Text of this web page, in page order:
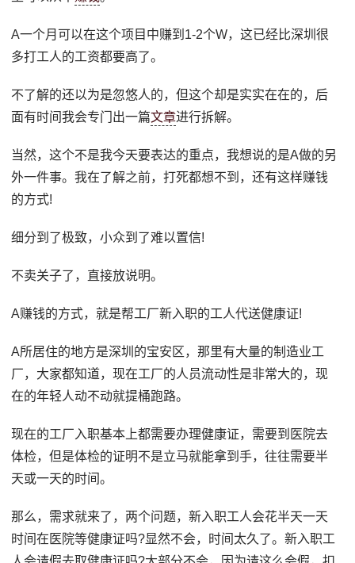
A一个月可以在这个项目中赚到1-2个W，这已经比深圳很
多打工人的工资都要高了。
不了解的还以为是忽悠人的，但这个却是实实在在的，后
面有时间我会专门出一篇文章进行拆解。
当然，这个不是我今天要表达的重点，我想说的是A做的另
外一件事。我在了解之前，打死都想不到，还有这样赚钱
的方式!
细分到了极致，小众到了难以置信!
不卖关子了，直接放说明。
A赚钱的方式，就是帮工厂新入职的工人代送健康证!
A所居住的地方是深圳的宝安区，那里有大量的制造业工
厂，大家都知道，现在工厂的人员流动性是非常大的，现
在的年轻人动不动就提桶跑路。
现在的工厂入职基本上都需要办理健康证，需要到医院去
体检，但是体检的证明不是立马就能拿到手，往往需要半
天或一天的时间。
那么，需求就来了，两个问题，新入职工人会花半天一天
时间在医院等健康证吗?显然不会，时间太久了。新入职工